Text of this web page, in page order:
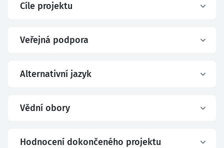
Cíle projektu
Veřejná podpora
Alternativní jazyk
Vědní obory
Hodnocení dokončeného projektu